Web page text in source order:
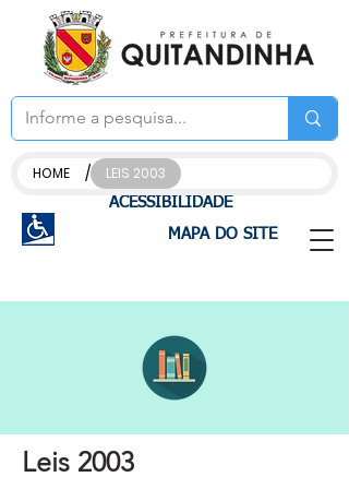
ACESSIBILIDADE
MAPA DO SITE
HOME / LEIS 2003
Leis 2003